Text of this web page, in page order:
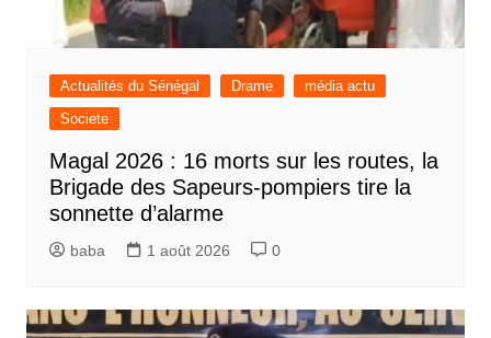
Actualités du Sénégal Drame
média actu
Societe
Magal 2026 : 16 morts sur les routes, la
Brigade des Sapeurs-pompiers tire la
sonnette d’alarme
baba 1 août 2026 0